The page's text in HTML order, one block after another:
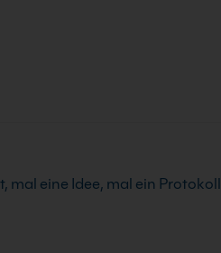
mal eine Idee, mal ein